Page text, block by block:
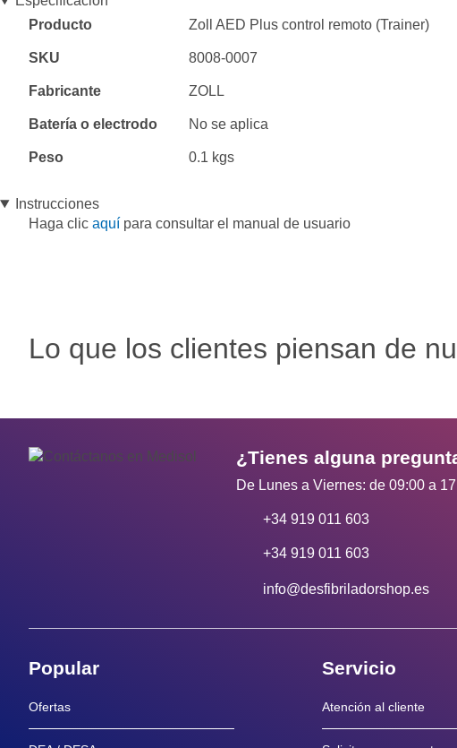
Especificación
Producto Zoll AED Plus control remoto (Trainer)
SKU 8008-0007
Fabricante ZOLL
Batería o electrodo No se aplica
Peso 0.1 kgs
Instrucciones
Haga clic aquí para consultar el manual de usuario
Lo que los clientes piensan de
¿Tienes alguna
De Lunes a Viernes: de 09:00 a
+34 919 011 603
+34 919 011 603
info@desfibriladorshop.es
Popular
Ofertas
Servicio
Atención al cliente